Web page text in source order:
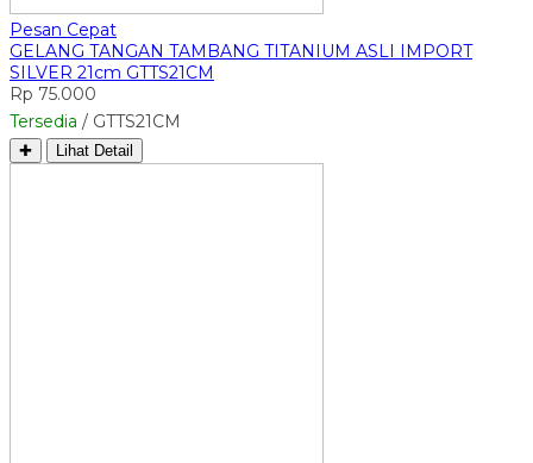
Pesan Cepat
GELANG TANGAN TAMBANG TITANIUM ASLI IMPORT
SILVER 21cm GTTS21CM
Rp 75.000
Tersedia / GTTS21CM
✚ Lihat Detail